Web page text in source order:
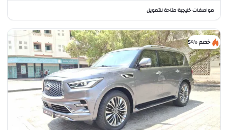
مواصفات خليجية•متاحة للتمويل
خصم %5